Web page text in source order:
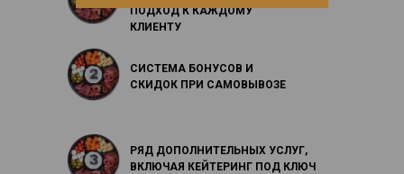
ПОДХОД К КАЖДОМУ
КЛИЕНТУ
СИСТЕМА БОНУСОВ И
СКИДОК ПРИ САМОВЫВОЗЕ
РЯД ДОПОЛНИТЕЛЬНЫХ УСЛУГ,
ВКЛЮЧАЯ КЕЙТЕРИНГ ПОД КЛЮЧ